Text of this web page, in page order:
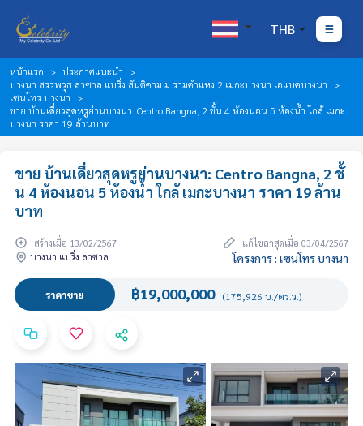
THB
หน้าแรก
ประกาศแนะนำ
บางนา สรรพวุธ ลาซาล แบริ่ง สันติคาม ม.รามคำแหง 2 เมกะบางนา เอแบคบางนา
เซนโทร บางนา
ขาย บ้านเดี่ยวสุดหรูย่านบางนา: Centro Bangna, 2 ชั้น 4 ห้องนอน 5 ห้องน้ำ ใกล้ เมกะ
บางนา ราคา 19 ล้านบาท
ขาย บ้านเดี่ยวสุดหรูย่านบางนา: Centro Bangna, 2 ชั้
น 4 ห้องนอน 5 ห้องน้ำ ใกล้ เมกะบางนา ราคา 19 ล้าน
บาท
สร้างเมื่อ 13/02/2567
แก้ไขล่าสุดเมื่อ 03/04/2567
บางนา แบริ่ง ลาซาล
โครงการ : เซนโทร บางนา
ราคาขาย ฿19,000,000 (175,926 บ./ตร.ว.)